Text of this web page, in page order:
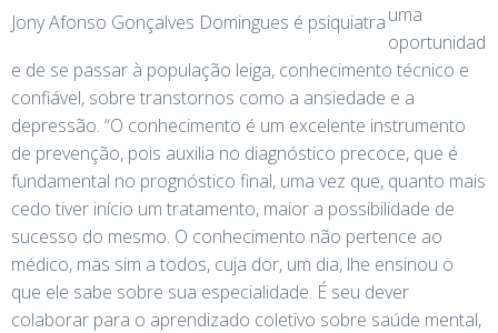
Jony Afonso Gonçalves Domingues é psiquiatrauma
oportunidad
e de se passar à população leiga, conhecimento técnico e
confiável, sobre transtornos como a ansiedade e a
depressão. “O conhecimento é um excelente instrumento
de prevenção, pois auxilia no diagnóstico precoce, que é
fundamental no prognóstico final, uma vez que, quanto mais
cedo tiver início um tratamento, maior a possibilidade de
sucesso do mesmo. O conhecimento não pertence ao
médico, mas sim a todos, cuja dor, um dia, lhe ensinou o
que ele sabe sobre sua especialidade. É seu dever
colaborar para o aprendizado coletivo sobre saúde mental,